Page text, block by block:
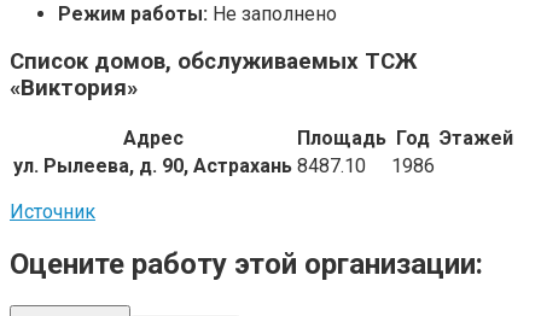
Режим работы: Не заполнено
Список домов, обслуживаемых ТСЖ
«Виктория»
Адрес Площадь Год Этажей
ул. Рылеева, д. 90, Астрахань 8487.10
1986
Источник
Оцените работу этой организации: